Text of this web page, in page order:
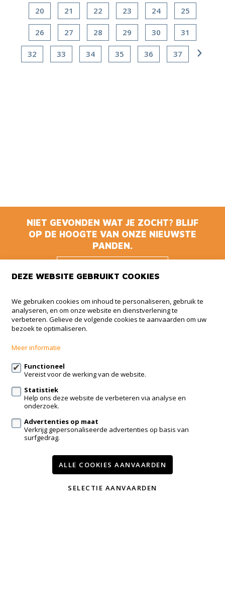
20 21 22 23 24 25
26 27 28 29 30 31
32 33 34 35 36 37
NIET GEVONDEN WAT JE ZOCHT? BLIJF
OP DE HOOGTE VAN ONZE NIEUWSTE
PANDEN.
HOOGTE
Animmo
Haachtsesteenweg 510 BUS 5
1910 Kampenhout
info@animmo.eu
Volg ons op:
Nieuwbouw
Contact
DEZE WEBSITE GEBRUIKT COOKIES
We gebruiken cookies om inhoud te personaliseren, gebruik te
analyseren, en om onze website en dienstverlening te
verbeteren. Gelieve de volgende cookies te aanvaarden om uw
bezoek te optimaliseren.
Meer informatie
Functioneel
Vereist voor de werking van de website.
Statistiek
Help ons deze website de verbeteren via analyse en
onderzoek.
Advertenties op maat
Verkrijg gepersonaliseerde advertenties op basis van
surfgedrag.
ALLE COOKIES AANVAARDEN
SELECTIE AANVAARDEN